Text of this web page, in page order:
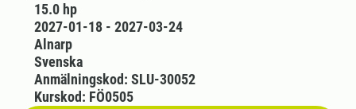
15.0 hp
2027-01-18 - 2027-03-24
Alnarp
Svenska
Anmälningskod: SLU-30052
Kurskod: FÖ0505